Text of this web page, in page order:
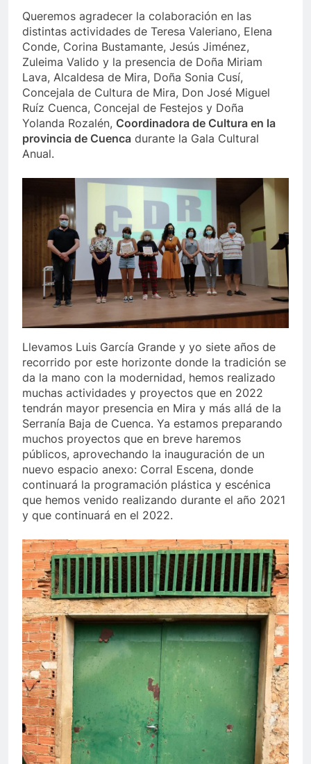
Queremos agradecer la colaboración en las
distintas actividades de Teresa Valeriano, Elena
Conde, Corina Bustamante, Jesús Jiménez,
Zuleima Valido y la presencia de Doña Miriam
Lava, Alcaldesa de Mira, Doña Sonia Cusí,
Concejala de Cultura de Mira, Don José Miguel
Ruíz Cuenca, Concejal de Festejos y Doña
Yolanda Rozalén, Coordinadora de Cultura en la
provincia de Cuenca durante la Gala Cultural
Anual.
Llevamos Luis García Grande y yo siete años de
recorrido por este horizonte donde la tradición se
da la mano con la modernidad, hemos realizado
muchas actividades y proyectos que en 2022
tendrán mayor presencia en Mira y más allá de la
Serranía Baja de Cuenca. Ya estamos preparando
muchos proyectos que en breve haremos
públicos, aprovechando la inauguración de un
nuevo espacio anexo: Corral Escena, donde
continuará la programación plástica y escénica
que hemos venido realizando durante el año 2021
y que continuará en el 2022.